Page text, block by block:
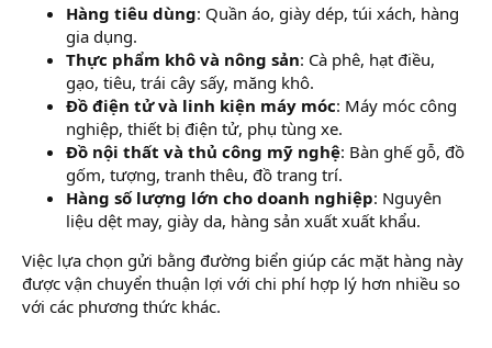
Hàng tiêu dùng: Quần áo, giày dép, túi xách, hàng
gia dụng.
Thực phẩm khô và nông sản: Cà phê, hạt điều,
gạo, tiêu, trái cây sấy, măng khô.
Đồ điện tử và linh kiện máy móc: Máy móc công
nghiệp, thiết bị điện tử, phụ tùng xe.
Đồ nội thất và thủ công mỹ nghệ: Bàn ghế gỗ, đồ
gốm, tượng, tranh thêu, đồ trang trí.
Hàng số lượng lớn cho doanh nghiệp: Nguyên
liệu dệt may, giày da, hàng sản xuất xuất khẩu.
Việc lựa chọn gửi bằng đường biển giúp các mặt hàng này
được vận chuyển thuận lợi với chi phí hợp lý hơn nhiều so
với các phương thức khác.